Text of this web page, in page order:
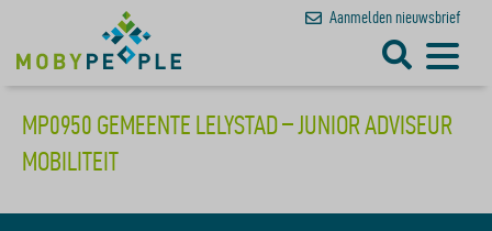
Aanmelden nieuwsbrief
MP0950 GEMEENTE LELYSTAD – JUNIOR ADVISEUR
MOBILITEIT